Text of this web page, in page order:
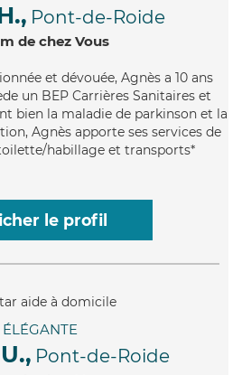
Pont-de-Roide
de chez Vous
et dévouée, Agnès a 10 ans
un BEP Carrières Sanitaires et
bien la maladie de parkinson et la
Agnès apporte ses services de
habillage et transports*
le profil
ÉLÉGANTE
Pont-de-Roide